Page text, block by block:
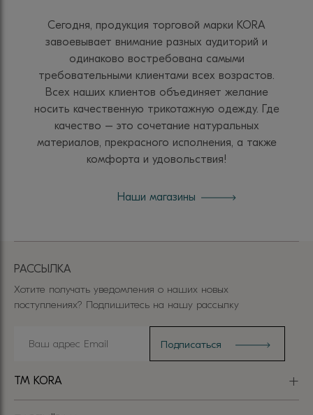
Сегодня, продукция торговой марки KORA
завоевывает внимание разных аудиторий и
одинаково востребована самыми
требовательными клиентами всех возрастов.
Всех наших клиентов объединяет желание
носить качественную трикотажную одежду. Где
качество – это сочетание натуральных
материалов, прекрасного исполнения, а также
комфорта и удовольствия!
Наши магазины
TM KORA
РАССЫЛКА
Хотите получать уведомления о наших новых
поступлениях? Подпишитесь на нашу рассылку